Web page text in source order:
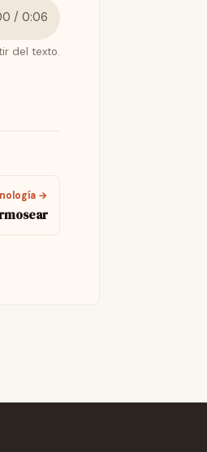
/ 0:06
del texto.
→